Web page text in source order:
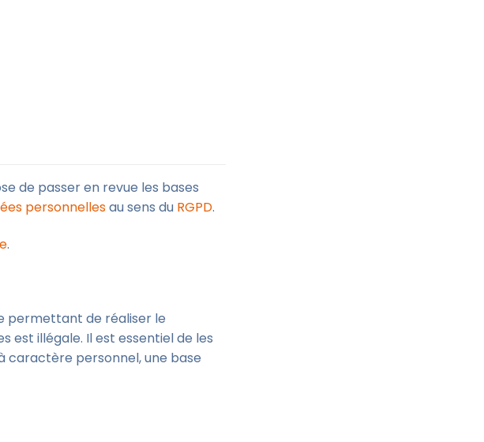
de passer en revue les bases
personnellesau sens du RGPD.
.
permettant de réaliser le
est illégale. Il est essentiel de les
caractère personnel, une base